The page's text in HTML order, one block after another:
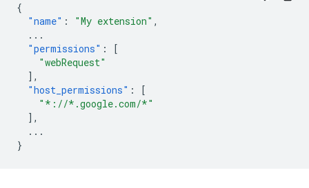
{
"name" : "My extension" ,
...
"permissions" :
[
"webRequest"
],
"host_permissions" :
[
"*://*.google.com/*"
],
...
}